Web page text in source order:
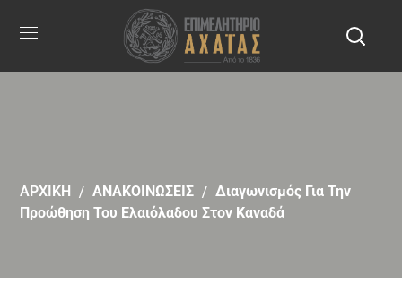
ΑΡΧΙΚΗ ΑΝΑΚΟΙΝΩΣΕΙΣ
Διαγωνισμός Για Την
Προώθηση Του Ελαιόλαδου Στον Καναδά